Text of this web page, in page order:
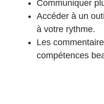
Communiquer
Accéder à un
à votre rythme.
Les
compétences